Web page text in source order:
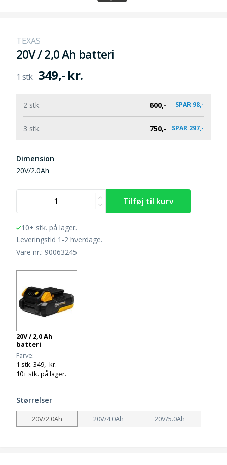
TEXAS
20V / 2,0 Ah batteri
349,- kr.
2 stk. 600,- SPAR 98,-
3 stk. 750,- SPAR 297,-
Dimension
20V/2.0Ah
10+ stk. på lager.
Leveringstid 1-2 hverdage.
Vare nr.: 90063245
20V / 2,0 Ah
batteri
Farve
1 stk. 349,- kr.
10+ stk. på lager.
Størrelser
20V/2.0Ah 20V/4.0Ah 20V/5.0Ah